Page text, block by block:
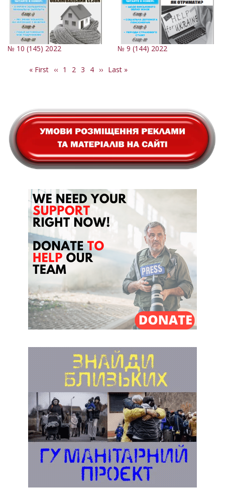
№ 10 (145) 2022 № 9 (144) 2022
Розбивка
Перша
« First Попередня
‹‹ Сторінка
1
Поточна
2 Сторінка
3 Сторінка
4 Наступна
›› Остання
Last »